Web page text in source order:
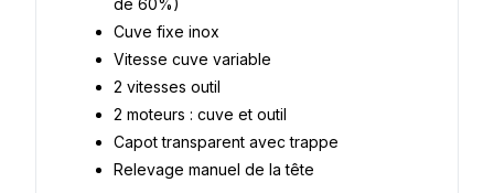
Cuve fixe inox
Vitesse cuve variable
2 vitesses outil
2 moteurs : cuve et outil
Capot transparent avec trappe
Relevage manuel de la tête